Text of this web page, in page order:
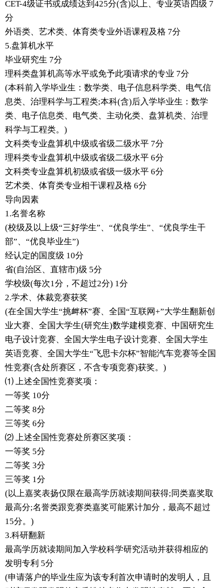
CET-4级证书或成绩达到425分(含)以上、专业英语四级 7
分
外语类、艺术类、体育类专业外语课程及格 7分
5.盘算机水平
毕业研究生 7分
理科类盘算机高等水平或免予此项请求的专业 7分
(本科前入学毕业生：数学类、电子信息科学类、电气信
息类、治理科学与工程类;本科(含)后入学毕业生：数学
类、电子信息类、电气类、主动化类、盘算机类、治理
科学与工程类。)
文科类专业盘算机中级或省级二级水平 7分
理科类专业盘算机中级或省级二级水平 6分
文科类专业盘算机初级或省级一级水平 6分
艺术类、体育类专业相干课程及格 6分
导向因素
1.名誉名称
(校级及以上级“三好学生”、“优良学生”、“优良学生干
部”、“优良毕业生”)
经认定的国度级 10分
省(自治区、直辖市)级 5分
学校级(每次1分，不超过2分) 1分
2.学术、体裁竞赛获奖
(在全国大学生“挑衅杯”赛、全国“互联网+”大学生翻新创
业大赛、全国大学生(研究生)数学建模竞赛、中国研究生
电子设计竞赛、全国大学生电子设计竞赛、全国大学生
英语竞赛、全国大学生“飞思卡尔杯”智能汽车竞赛等全国
性竞赛(含处所赛区，不含专项竞赛)获奖。)
⑴ 上述全国性竞赛奖项：
一等奖 10分
二等奖 8分
三等奖 6分
⑵ 上述全国性竞赛处所赛区奖项：
一等奖 5分
二等奖 3分
三等奖 1分
(以上嘉奖表扬仅限在最高学历就读期间获得;同类嘉奖取
最高分;名誉类跟竞赛类嘉奖可能累计加分，最高不超过
15分。)
3.科研翻新
最高学历就读期间加入学校科学研究活动并获得相应的
发明专利 5分
(申请落户的毕业生应为该专利首次申请时的发明人，且